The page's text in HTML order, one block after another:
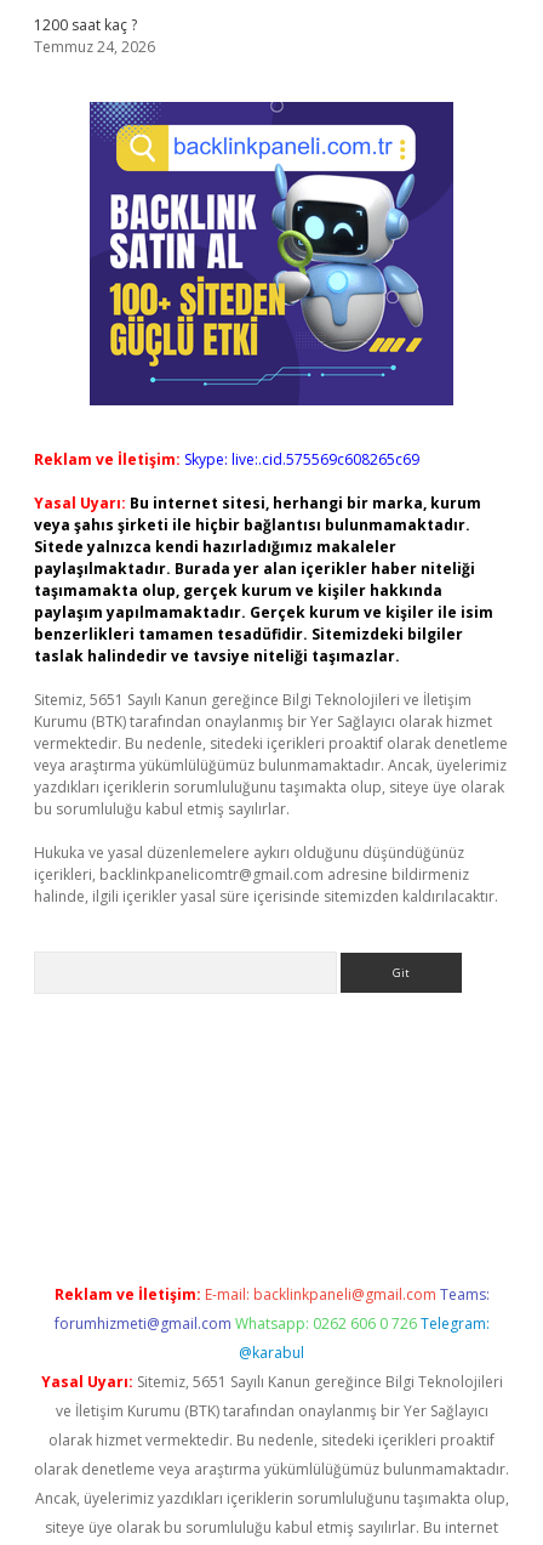
1200 saat kaç ?
Temmuz 24, 2026
Reklam ve İletişim: Skype: live:.cid.575569c608265c69
Yasal Uyarı: Bu internet sitesi, herhangi bir marka, kurum
veya şahıs şirketi ile hiçbir bağlantısı bulunmamaktadır.
Sitede yalnızca kendi hazırladığımız makaleler
paylaşılmaktadır. Burada yer alan içerikler haber niteliği
taşımamakta olup, gerçek kurum ve kişiler hakkında
paylaşım yapılmamaktadır. Gerçek kurum ve kişiler ile isim
benzerlikleri tamamen tesadüfidir. Sitemizdeki bilgiler
taslak halindedir ve tavsiye niteliği taşımazlar.
Sitemiz, 5651 Sayılı Kanun gereğince Bilgi Teknolojileri ve İletişim
Kurumu (BTK) tarafından onaylanmış bir Yer Sağlayıcı olarak hizmet
vermektedir. Bu nedenle, sitedeki içerikleri proaktif olarak denetleme
veya araştırma yükümlülüğümüz bulunmamaktadır. Ancak, üyelerimiz
yazdıkları içeriklerin sorumluluğunu taşımakta olup, siteye üye olarak
bu sorumluluğu kabul etmiş sayılırlar.
Hukuka ve yasal düzenlemelere aykırı olduğunu düşündüğünüz
içerikleri, backlinkpanelicomtr@gmail.com adresine bildirmeniz
halinde, ilgili içerikler yasal süre içerisinde sitemizden kaldırılacaktır.
Reklam ve İletişim: E-mail: backlinkpaneli@gmail.com Teams:
forumhizmeti@gmail.com Whatsapp: 0262 606 0 726 Telegram:
@karabul
Yasal Uyarı: Sitemiz, 5651 Sayılı Kanun gereğince Bilgi Teknolojileri
ve İletişim Kurumu (BTK) tarafından onaylanmış bir Yer Sağlayıcı
olarak hizmet vermektedir. Bu nedenle, sitedeki içerikleri proaktif
olarak denetleme veya araştırma yükümlülüğümüz bulunmamaktadır.
Ancak, üyelerimiz yazdıkları içeriklerin sorumluluğunu taşımakta olup,
siteye üye olarak bu sorumluluğu kabul etmiş sayılırlar. Bu internet